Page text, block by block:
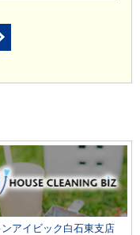
アイビック白石東支店